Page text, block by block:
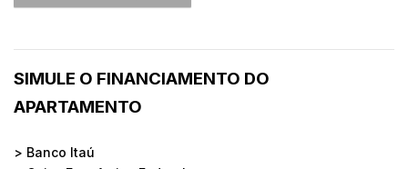
SIMULE O FINANCIAMENTO DO
APARTAMENTO
> Banco Itaú